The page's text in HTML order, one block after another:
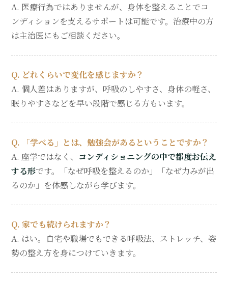
A. 医療行為ではありませんが、身体を整えることでコ
ンディションを支えるサポートは可能です。治療中の方
は主治医にもご相談ください。
Q. どれくらいで変化を感じますか？
A. 個人差はありますが、呼吸のしやすさ、身体の軽さ、
眠りやすさなどを早い段階で感じる方もいます。
Q. 「学べる」とは、勉強会があるということですか？
A. 座学ではなく、 コンディショニングの中で都度お伝え
する形です。「なぜ呼吸を整えるのか」「なぜ力みが出
るのか」を体感しながら学びます。
Q. 家でも続けられますか？
A. はい。自宅や職場でもできる呼吸法、ストレッチ、姿
勢の整え方を身につけていきます。